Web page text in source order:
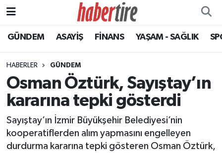
GÜNDEM ASAYİŞ FİNANS YAŞAM - SAĞLIK
HABERLER GÜNDEM
Osman Öztürk, Sayıştay’ın
kararına tepki gösterdi
Sayıştay’ın İzmir Büyükşehir Belediyesi’nin
kooperatiflerden alım yapmasını engelleyen
durdurma kararına tepki gösteren Osman Öztürk,
Tire Nöbetçi Eczaneler
Tire Hava Durumu
Tire Trafik Yoğunluk Haritası
Süper Lig Puan Durumu ve Fikstür
Tüm Manşetler